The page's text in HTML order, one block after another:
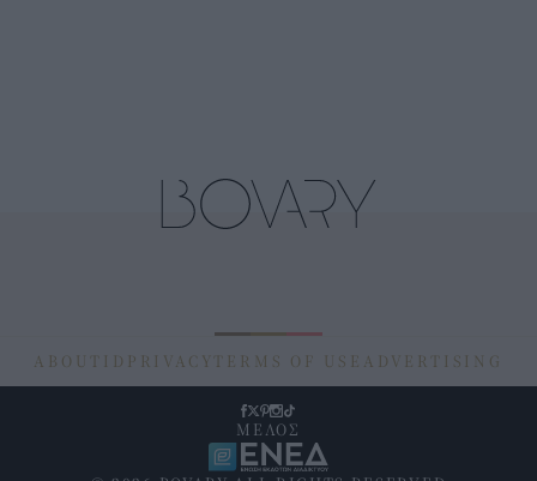
ABOUT ID PRIVACY TERMS OF USE ADVERTISING
ΜΕΛΟΣ